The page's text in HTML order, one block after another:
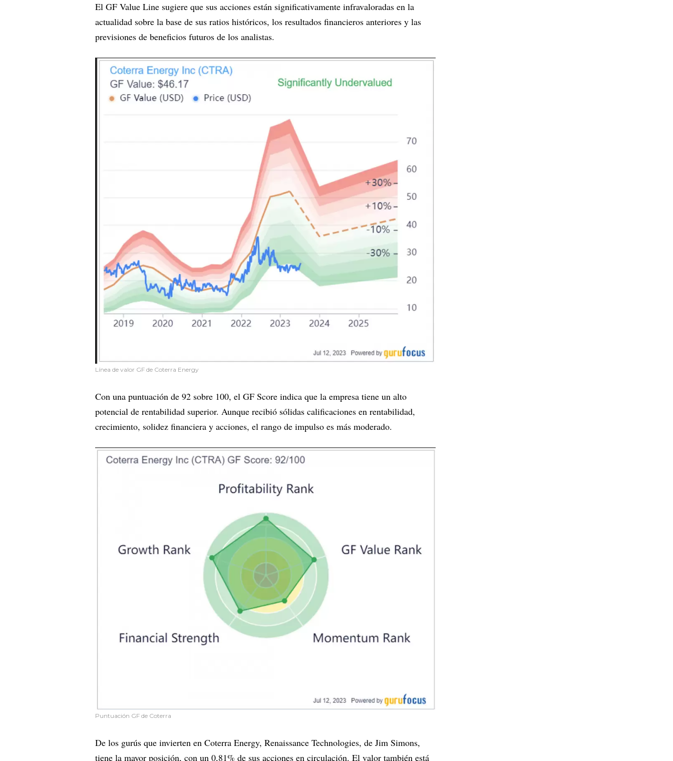
El GF Value Line sugiere que sus acciones están significativamente infravaloradas en la
actualidad sobre la base de sus ratios históricos, los resultados financieros anteriores y las
previsiones de beneficios futuros de los analistas.
Línea de valor GF de Coterra Energy
Con una puntuación de 92 sobre 100, el GF Score indica que la empresa tiene un alto
potencial de rentabilidad superior. Aunque recibió sólidas calificaciones en rentabilidad,
crecimiento, solidez financiera y acciones, el rango de impulso es más moderado.
Puntuación GF de Coterra
De los gurús que invierten en Coterra Energy, Renaissance Technologies, de Jim Simons,
tiene la mayor posición, con un 0,81% de sus acciones en circulación. El valor también está